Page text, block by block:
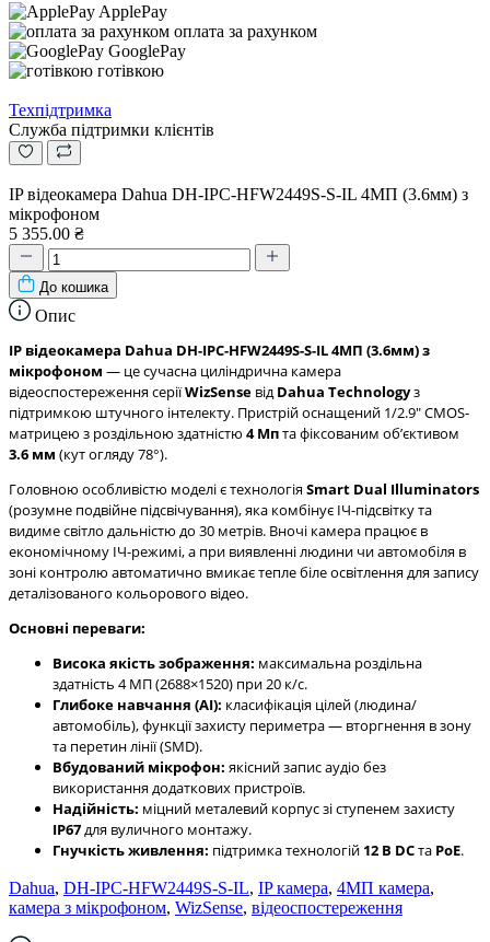
ApplePay
оплата за рахунком
GooglePay
готівкою
Техпідтримка
Служба підтримки клієнтів
IP відеокамера Dahua DH-IPC-HFW2449S-S-IL 4МП (3.6мм) з
мікрофоном
5 355.00 ₴
До кошика
Опис
IP відеокамера Dahua DH-IPC-HFW2449S-S-IL 4МП (3.6мм) з
мікрофоном — це сучасна циліндрична камера
відеоспостереження серіїWizSense відDahua Technologyз
підтримкою штучного інтелекту. Пристрій оснащений 1/2.9" CMOS-
матрицею з роздільною здатністю 4 Мпта фіксованим обʼєктивом
3.6 мм (кут огляду 78°).
Головною особливістю моделі є технологіяSmart Dual Illuminators
(розумне подвійне підсвічування), яка комбінує ІЧ-підсвітку та
видиме світло дальністю до 30 метрів. Вночі камера працює в
економічному ІЧ-режимі, а при виявленні людини чи автомобіля в
зоні контролю автоматично вмикає тепле біле освітлення для запису
деталізованого кольорового відео.
Основні переваги:
Висока якість зображення: максимальна роздільна
здатність 4 МП (2688×1520) при 20 к/с.
Глибоке навчання (AI): класифікація цілей (людина/
автомобіль), функції захисту периметра — вторгнення в зону
та перетин лінії (SMD).
Вбудований мікрофон: якісний запис аудіо без
використання додаткових пристроїв.
Надійність: міцний металевий корпус зі ступенем захисту
IP67для вуличного монтажу.
Гнучкість живлення: підтримка технологій 12 В DCта PoE.
Dahua, DH-IPC-HFW2449S-S-IL, IP камера, 4МП камера,
камера з мікрофоном, WizSense, відеоспостереження